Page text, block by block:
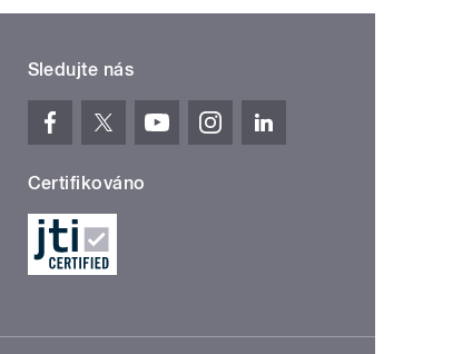
Sledujte nás
Certifikováno